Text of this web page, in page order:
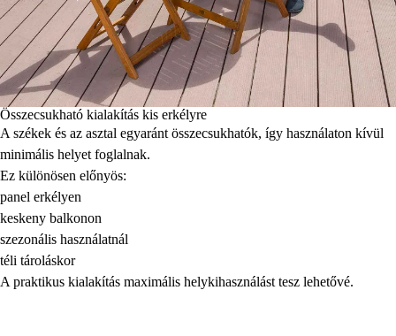
Összecsukható kialakítás kis erkélyre
A székek és az asztal egyaránt összecsukhatók, így használaton kívül
minimális helyet foglalnak.
Ez különösen előnyös:
panel erkélyen
keskeny balkonon
szezonális használatnál
téli tároláskor
A praktikus kialakítás maximális helykihasználást tesz lehetővé.